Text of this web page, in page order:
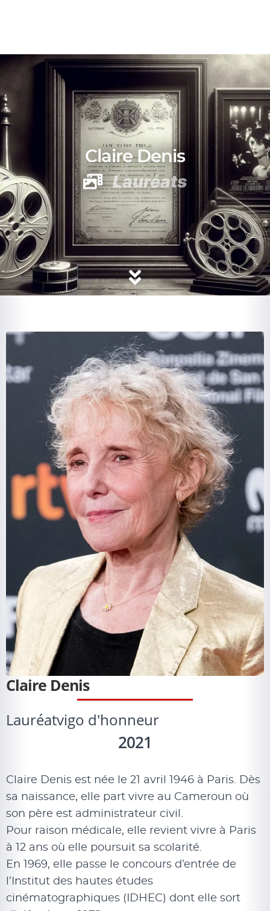
Claire Denis
Lauréats
Claire Denis
Lauréatvigo d'honneur
2021
Claire Denis est née le 21 avril 1946 à Paris. Dès
sa naissance, elle part vivre au Cameroun où
son père est administrateur civil.
Pour raison médicale, elle revient vivre à Paris
à 12 ans où elle poursuit sa scolarité.
En 1969, elle passe le concours d’entrée de
l’Institut des hautes études
cinématographiques (IDHEC) dont elle sort